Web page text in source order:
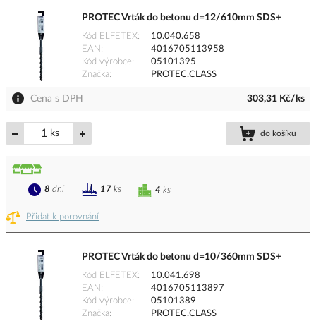
PROTEC Vrták do betonu d=12/610mm SDS+
Kód ELFETEX
10.040.658
EAN
4016705113958
Kód výrobce
05101395
Značka
PROTEC.CLASS
Cena s DPH 303,31 Kč/ks
ks do košíku
Přidat k porovnání
4 ks
8 dní 17 ks
PROTEC Vrták do betonu d=10/360mm SDS+
Kód ELFETEX
10.041.698
EAN
4016705113897
Kód výrobce
05101389
Značka
PROTEC.CLASS